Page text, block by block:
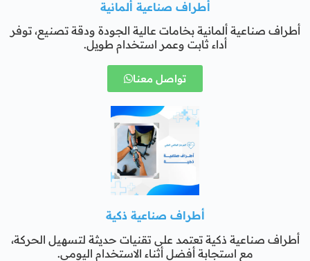
أطراف صناعية ألمانية
أطراف صناعية ألمانية بخامات عالية الجودة ودقة تصنيع، توفر
أداء ثابت وعمر استخدام طويل.
تواصل معنا
أطراف صناعية ذكية
أطراف صناعية ذكية تعتمد على تقنيات حديثة لتسهيل الحركة،
مع استجابة أفضل أثناء الاستخدام اليومي.